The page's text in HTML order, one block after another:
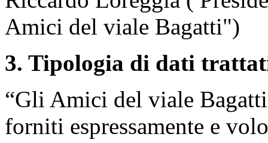
Amici del viale Bagatti")
3. Tipologia di dati
“Gli Amici del viale
forniti espressamente e